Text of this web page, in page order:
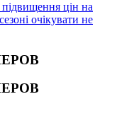
цін на
очікувати не